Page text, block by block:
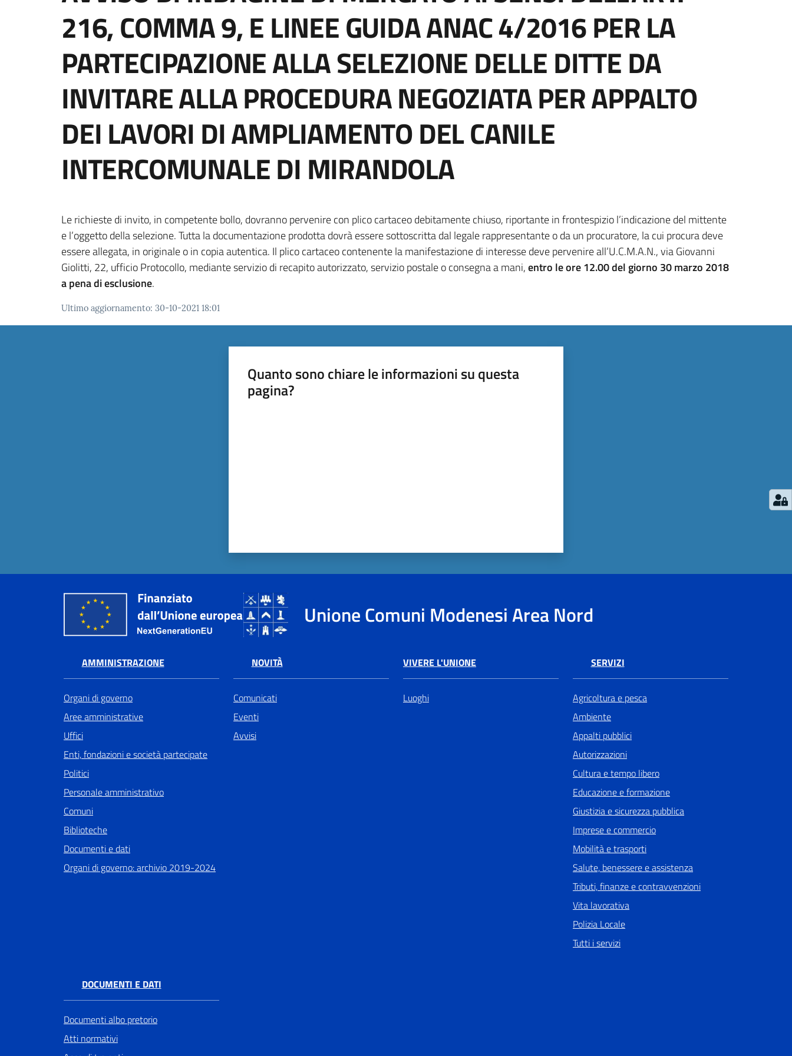
216, COMMA 9, E LINEE GUIDA ANAC 4/2016 PER LA
PARTECIPAZIONE ALLA SELEZIONE DELLE DITTE DA
INVITARE ALLA PROCEDURA NEGOZIATA PER APPALTO
DEI LAVORI DI AMPLIAMENTO DEL CANILE
INTERCOMUNALE DI MIRANDOLA
Le richieste di invito, in competente bollo, dovranno pervenire con plico cartaceo debitamente chiuso, riportante in frontespizio l’indicazione del mittente
e l’oggetto della selezione. Tutta la documentazione prodotta dovrà essere sottoscritta dal legale rappresentante o da un procuratore, la cui procura deve
essere allegata, in originale o in copia autentica. Il plico cartaceo contenente la manifestazione di interesse deve pervenire all’U.C.M.A.N., via Giovanni
Giolitti, 22, ufficio Protocollo, mediante servizio di recapito autorizzato, servizio postale o consegna a mani,entro le ore 12.00 del giorno 30 marzo 2018
a pena di esclusione.
Ultimo aggiornamento: 30-10-2021 18:01
Quanto sono chiare le informazioni su questa
pagina?
Unione Comuni Modenesi Area Nord
AMMINISTRAZIONE
Organi di governo
Aree amministrative
Uffici
Enti, fondazioni e società partecipate
Politici
Personale amministrativo
Comuni
Biblioteche
Documenti e dati
Organi di governo: archivio 2019-2024
NOVITÀ
Comunicati
Eventi
Avvisi
VIVERE L'UNIONE
Luoghi
SERVIZI
Agricoltura e pesca
Ambiente
Appalti pubblici
Autorizzazioni
Cultura e tempo libero
Educazione e formazione
Giustizia e sicurezza pubblica
Imprese e commercio
Mobilità e trasporti
Salute, benessere e assistenza
Tributi, finanze e contravvenzioni
Vita lavorativa
Polizia Locale
Tutti i servizi
DOCUMENTI E DATI
Documenti albo pretorio
Atti normativi